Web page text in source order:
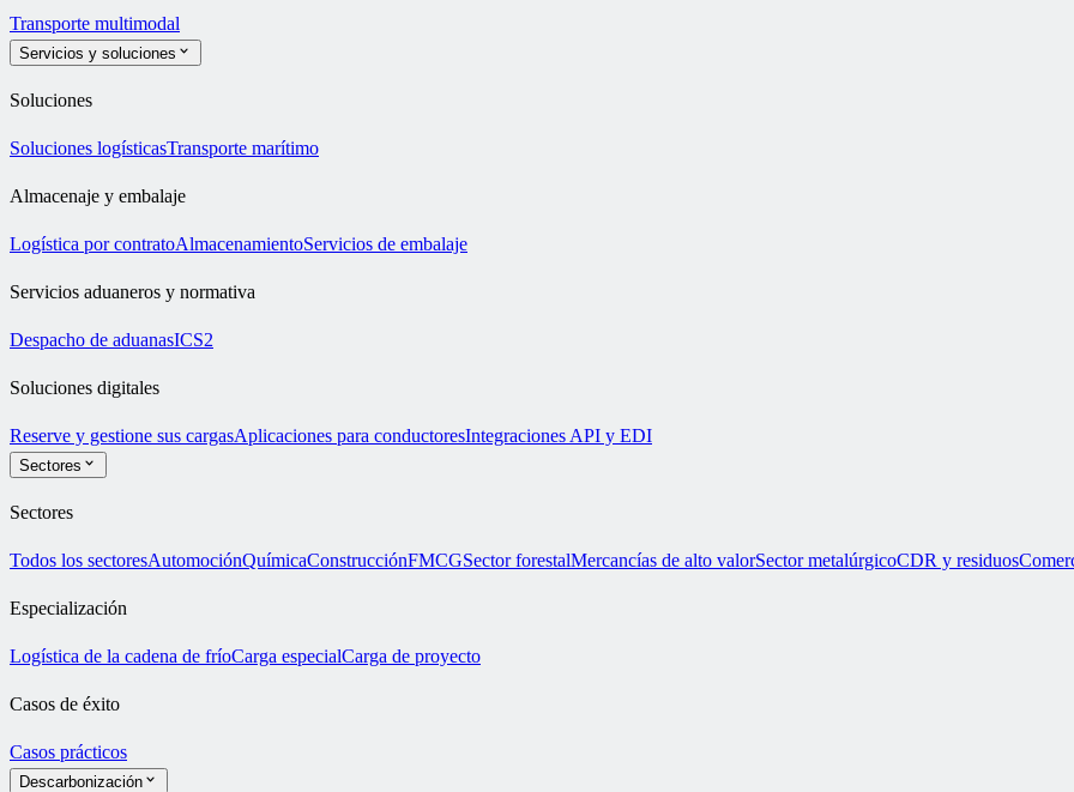
Transporte multimodal
Servicios y soluciones
Soluciones
Soluciones logísticasTransporte marítimo
Almacenaje y embalaje
Logística por contratoAlmacenamientoServicios de embalaje
Servicios aduaneros y normativa
Despacho de aduanasICS2
Soluciones digitales
Reserve y gestione sus cargasAplicaciones para conductoresIntegraciones API y EDI
Sectores
Sectores
Todos los sectoresAutomociónQuímicaConstrucciónFMCGSector forestalMercancías de alto valorSector metalúrgicoCDR y residuos
Especialización
Logística de la cadena de fríoCarga especialCarga de proyecto
Casos de éxito
Casos prácticos
Descarbonización